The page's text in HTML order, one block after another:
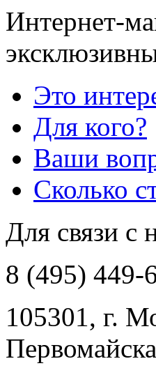
Интернет-
Это
Для кого?
Ваши
Сколько
Для связи с
8 (495) 449-
105301, г.